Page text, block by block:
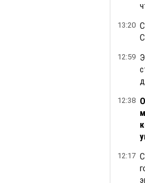
13:20
12:59
12:38
12:17